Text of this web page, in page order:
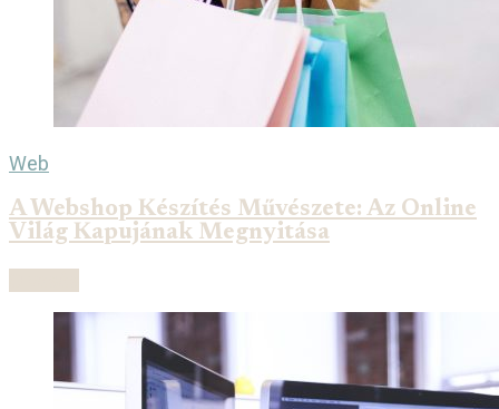
Web
A Webshop Készítés Művészete: Az Online
Világ Kapujának Megnyitása